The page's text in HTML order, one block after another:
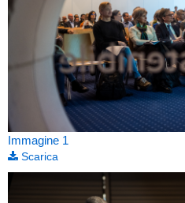
Immagine 1
Scarica